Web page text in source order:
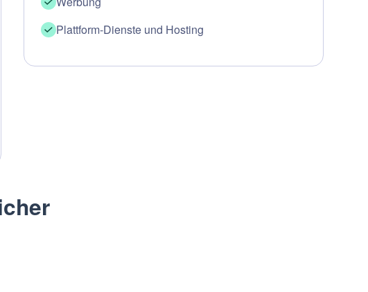
Plattform-Dienste und Hosting